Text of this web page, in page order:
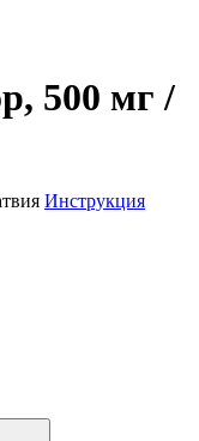
500 мг /
Инструкция